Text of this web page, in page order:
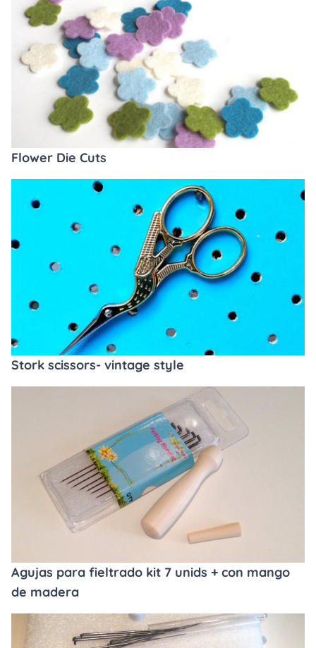
Flower Die Cuts
Stork scissors- vintage style
Agujas para fieltrado kit 7 unids + con mango
de madera